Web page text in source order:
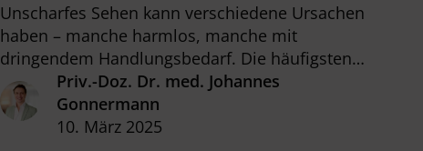
Unscharfes Sehen kann verschiedene Ursachen
haben – manche harmlos, manche mit
dringendem Handlungsbedarf. Die häufigsten
Gründe für unscharfe Sicht sehen wir uns in
diesem Beitrag an.
Priv.-Doz. Dr. med. Johannes
Gonnermann
10. März 2025